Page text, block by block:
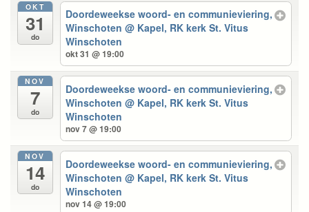
OKT
31
do
Doordeweekse woord- en communieviering,
Winschoten@ Kapel, RK kerk St. Vitus
Winschoten
okt 31 @ 19:00
NOV
7
do
Doordeweekse woord- en communieviering,
Winschoten@ Kapel, RK kerk St. Vitus
Winschoten
nov 7 @ 19:00
NOV
14
do
Doordeweekse woord- en communieviering,
Winschoten@ Kapel, RK kerk St. Vitus
Winschoten
nov 14 @ 19:00